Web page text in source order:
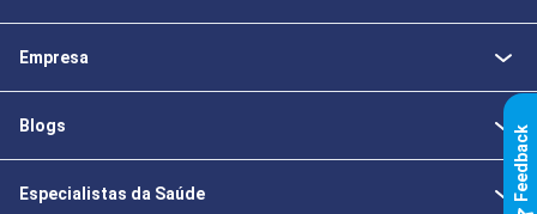
Empresa
Blogs
Especialistas da Saúde k